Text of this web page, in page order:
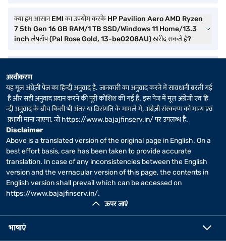
क्या हम आसान EMI का उपयोग करके HP Pavilion Aero AMD Ryzen
7 5th Gen 16 GB RAM/1 TB SSD/Windows 11 Home/13.3
inch लैपटॉप (Pal Rose Gold, 13-be0208AU) खरीद सकते हैं?
ऊपर जाएं
अस्वीकरण
यह मूल अंग्रेज़ी पेज का हिन्दी अनुवाद है. जानकारी का अनुवाद करने में सावधानी बरती गई
है और सही अनुवाद प्रदान करने की पूरी कोशिश की गई है. इस पेज में मूल अंग्रेज़ी एवं हि
न्दी अनुवाद के बीच किसी भी अंतर या विसंगति के मामले में, अंग्रेज़ी संस्करण को मान्य एवं
प्रभावी माना जाएगा, जोhttps://www.bajajfinserv.in/पर उपलब्ध है.
Disclaimer
Above is a translated version of the original page in English. On a
best effort basis, care has been taken to provide accurate
translation. In case of any inconsistencies between the English
version and the vernacular version of this page, the contents in
English version shall prevail which can be accessed on
https://www.bajajfinserv.in/.
भाषाएं